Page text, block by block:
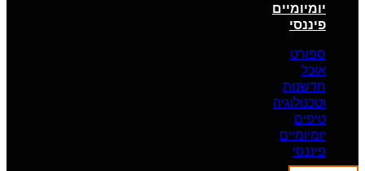
יומיומיים
פיננסי
ספורט
אוכל
חדשנות
וטכנולוגיה
טיפים
יומיומיים
פיננסי